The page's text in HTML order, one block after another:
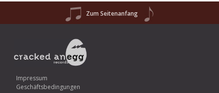
Zum Seitenanfang
Impressum
Geschäftsbedingungen